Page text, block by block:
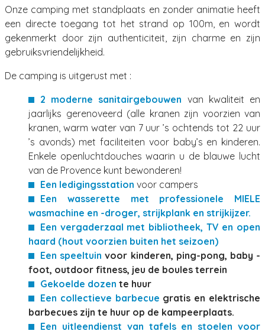
Onze camping met standplaats en zonder animatie heeft
een directe toegang tot het strand op 100m, en wordt
gekenmerkt door zijn authenticiteit, zijn charme en zijn
gebruiksvriendelijkheid.
De camping is uitgerust met :
2 moderne sanitairgebouwen van kwaliteit en
jaarlijks gerenoveerd (alle kranen zijn voorzien van
kranen, warm water van 7 uur ’s ochtends tot 22 uur
’s avonds) met faciliteiten voor baby’s en kinderen.
Enkele openluchtdouches waarin u de blauwe lucht
van de Provence kunt bewonderen!
Een ledigingsstation voor campers
Een wasserette met professionele MIELE
wasmachine en -droger, strijkplank en strijkijzer.
Een vergaderzaal met bibliotheek, TV en open
haard (hout voorzien buiten het seizoen)
Een speeltuin voor kinderen, ping-pong, baby -
foot, outdoor fitness, jeu de boules terrein
Gekoelde dozen te huur
Een collectieve barbecue gratis en elektrische
barbecues zijn te huur op de kampeerplaats.
Een uitleendienst van tafels en stoelen voor